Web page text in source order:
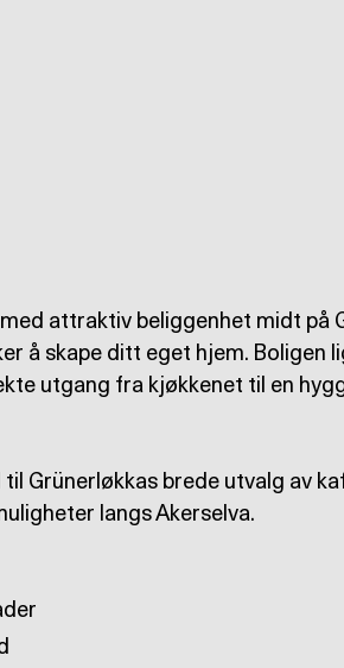
attraktiv beliggenhet midt på
å skape ditt eget hjem. Boligen
utgang fra kjøkkenet til en
Grünerløkkas brede utvalg av
langs Akerselva.